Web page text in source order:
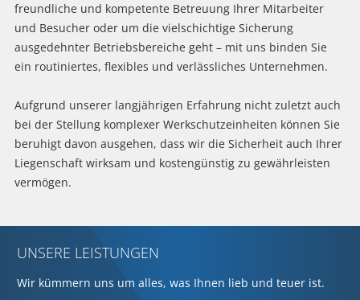
freundliche und kompetente Betreuung Ihrer Mitarbeiter
und Besucher oder um die vielschichtige Sicherung
ausgedehnter Betriebsbereiche geht – mit uns binden Sie
ein routiniertes, flexibles und verlässliches Unternehmen.
Aufgrund unserer langjährigen Erfahrung nicht zuletzt auch
bei der Stellung komplexer Werkschutzeinheiten können Sie
beruhigt davon ausgehen, dass wir die Sicherheit auch Ihrer
Liegenschaft wirksam und kostengünstig zu gewährleisten
vermögen.
UNSERE LEISTUNGEN
Wir kümmern uns um alles, was Ihnen lieb und teuer ist.